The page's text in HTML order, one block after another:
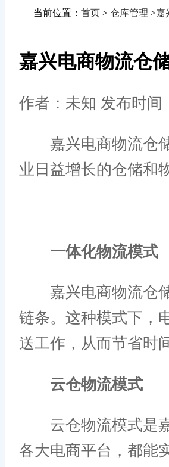
当前位置： 首页 > 仓库管理 >嘉
嘉兴电商物流仓
作者：未知 发布时间
嘉兴电商物流仓储
业日益增长的仓储和
一体化物流模式
嘉兴电商物流仓储
链条。这种模式下，
送工作，从而节省时
云仓物流模式
云仓物流模式是嘉
各大电商平台，都能